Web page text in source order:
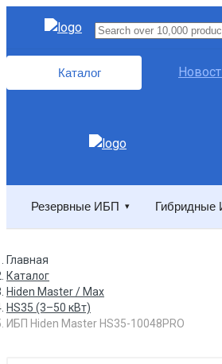
Каталог
Резервные ИБП ▾ Гибридные
Главная
Каталог
Hiden Master / Max
HS35 (3–50 кВт)
ИБП Hiden Master HS35-10048PRO